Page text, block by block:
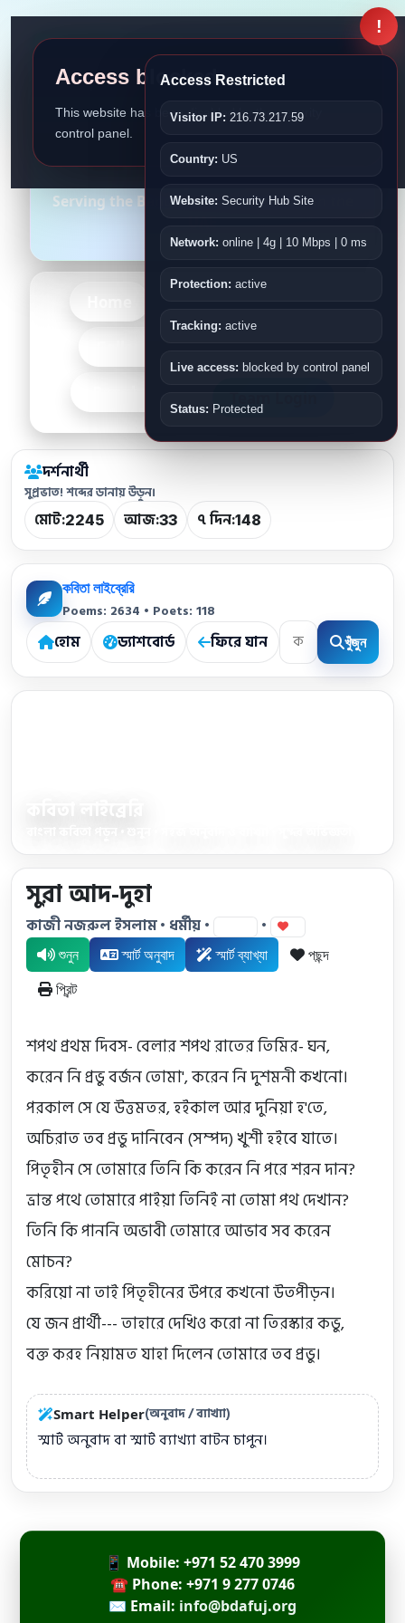
Access blocked
This website has been disabled by the security
control panel.
!
Access Restricted
Visitor IP: 216.73.217.59
Country: US
Website: Security Hub Site
Network: online | 4g | 10 Mbps | 0 ms
Protection: active
Tracking: active
Live access: blocked by control panel
Status: Protected
Bangladesh Association
Serving the Bangladeshi Community in the
দর্শনার্থী
সুপ্রভাত! শব্দের ডানায় উড়ুন।
মোট:2245 আজ:33 ৭ দিন:148
কবিতা লাইব্রেরি
Poems: 2634 • Poets: 118
হোম ড্যাশবোর্ড ফিরে যান খুঁজুন
সুরা আদ-দুহা
কাজী নজরুল ইসলাম • ধর্মীয় • •
শুনুন স্মার্ট অনুবাদ স্মার্ট ব্যাখ্যা
পছন্দ
প্রিন্ট
শপথ প্রথম দিবস- বেলার শপথ রাতের তিমির- ঘন,
করেন নি প্রভু বর্জন তোমা', করেন নি দুশমনী কখনো।
পরকাল সে যে উত্তমতর, হইকাল আর দুনিয়া হ'তে,
অচিরাত তব প্রভু দানিবেন (সম্পদ) খুশী হইবে যাতে।
পিতৃহীন সে তোমারে তিনি কি করেন নি পরে শরন দান?
ভ্রান্ত পথে তোমারে পাইয়া তিনিই না তোমা পথ দেখান?
তিনি কি পাননি অভাবী তোমারে আভাব সব করেন
মোচন?
করিয়ো না তাই পিতৃহীনের উপরে কখনো উতপীড়ন।
যে জন প্রার্থী--- তাহারে দেখিও করো না তিরস্কার কভু,
বক্ত করহ নিয়ামত যাহা দিলেন তোমারে তব প্রভু।
Smart Helper(অনুবাদ / ব্যাখ্যা)
স্মার্ট অনুবাদ বা স্মার্ট ব্যাখ্যা বাটন চাপুন।
📱 Mobile: +971 52 470 3999
☎ Phone: +971 9 277 0746
✉ Email: info@bdafuj.org